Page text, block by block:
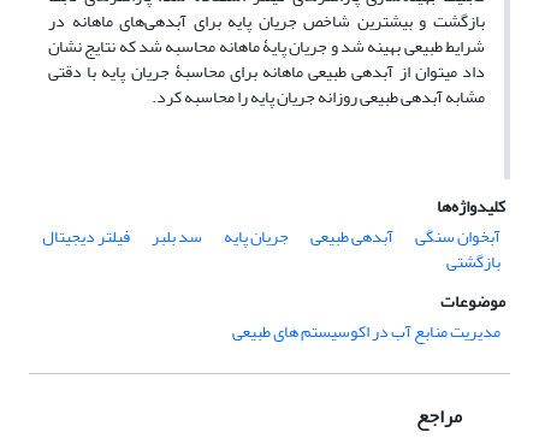
بازگشت و بیشترین شاخص جریان پایه برای آبدهی‌های ماهانه در
شرایط طبیعی بهینه شد و جریان پایۀ ماهانه محاسبه شد که نتایج نشان
داد می‏توان از آبدهی طبیعی ماهانه برای محاسبۀ جریان پایه با دقتی
مشابه آبدهی طبیعی روزانه جریان پایه را محاسبه کرد.
کلیدواژه‌ها
آبخوان سنگی
آبدهی طبیعی جریان پایه سد بلبر فیلتر دیجیتال
بازگشتی
موضوعات
مدیریت منابع آب در اکوسیستم های طبیعی
مراجع